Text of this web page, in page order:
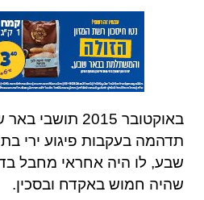
באוקטובר 2015 תושבי באר
תדהמה בעקבות פיגוע ירי
שבע, לו היה אחראי מחבל
שהיה חמוש באקדח ובסכין.